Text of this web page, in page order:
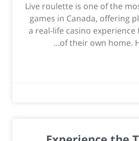
Live roulette is one of the
games in Canada, offering
a real-life casino
of their own home.